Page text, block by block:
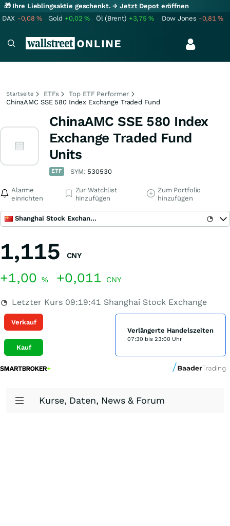
🎁 Ihre Lieblingsaktie geschenkt.→ Jetzt Depot eröffnen
DAX -0,08% Gold +0,02% Öl (Brent) +3,75% Dow Jones -0,81%
Startseite ETFs
Top ETF Performer
ChinaAMC SSE 580 Index Exchange Traded Fund
ChinaAMC SSE 580 Index
Exchange Traded Fund
Units
ETF SYM: 530530
Alarme
einrichten
Zur Watchlist
hinzufügen
Zum Portfolio
hinzufügen
Shanghai Stock Exchange
1,115 CNY
+1,00 % +0,011 CNY
Letzter Kurs 09:19:41 Shanghai Stock Exchange
Verkauf
Kauf
Verlängerte Handelszeiten
07:30 bis 23:00 Uhr
Kurse, Daten, News & Forum